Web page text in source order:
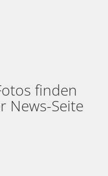
finden
News-Seite